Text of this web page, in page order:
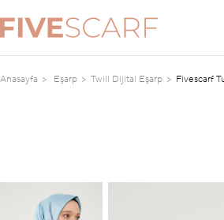
Anasayfa Eşarp Twill Dijital Eşarp Fivescarf